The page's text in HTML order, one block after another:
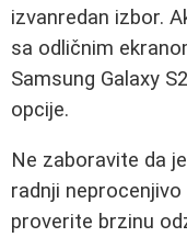
izvanredan izbor.
sa odličnim
Samsung Galaxy
opcije.
Ne zaboravite da je
radnji
proverite brzinu